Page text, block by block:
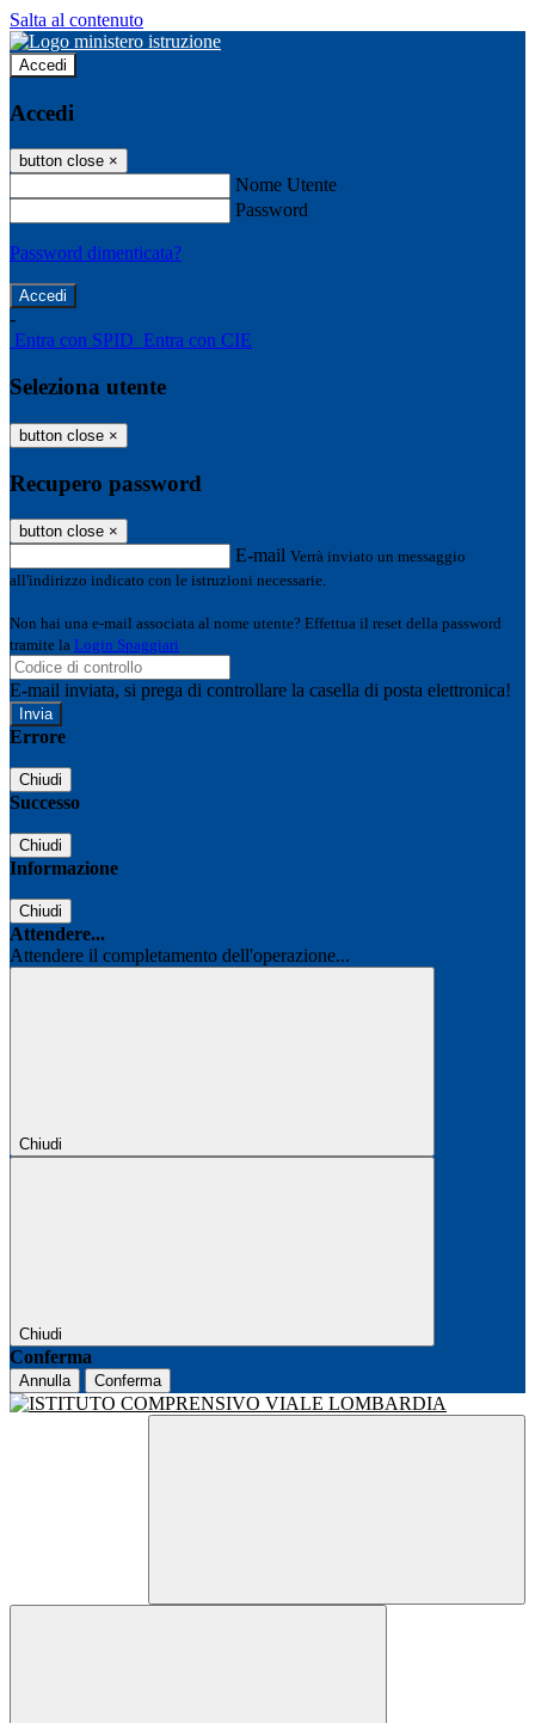
Salta al contenuto
Accedi
Accedi
button close ×
Nome Utente
Password
Password dimenticata?
-
Entra con SPID Entra con CIE
Seleziona utente
button close ×
Recupero password
button close ×
E-mail Verrà inviato un messaggio
all'indirizzo indicato con le istruzioni necessarie.
Non hai una e-mail associata al nome utente? Effettua il reset della password
tramite la Login Spaggiari
E-mail inviata, si prega di controllare la casella di posta elettronica!
Errore
Chiudi
Successo
Chiudi
Informazione
Chiudi
Attendere...
Attendere il completamento dell'operazione...
Chiudi
Chiudi
Conferma
Annulla Conferma